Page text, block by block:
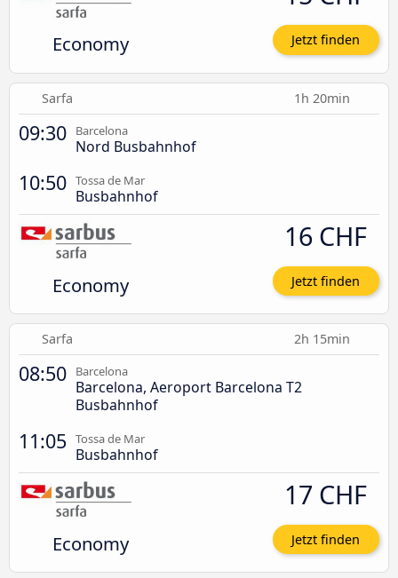
Economy Jetzt finden
Sarfa 1h 20min
09:30 Barcelona
Nord Busbahnhof
10:50 Tossa de Mar
Busbahnhof
Economy
16 CHF
Jetzt finden
Sarfa 2h 15min
08:50 Barcelona
Barcelona, Aeroport Barcelona T2
Busbahnhof
11:05 Tossa de Mar
Busbahnhof
Economy
17 CHF
Jetzt finden